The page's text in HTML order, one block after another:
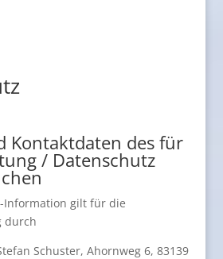
Kontaktdaten des für
/ Datenschutz
Information gilt für die
durch
Schuster, Ahornweg 6, 83139